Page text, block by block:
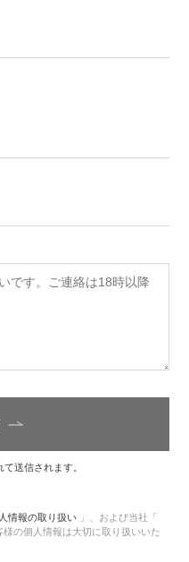
送信されます。
情報の取り扱い 」、 および当社「
様の個人情報は大切に取り扱いいた